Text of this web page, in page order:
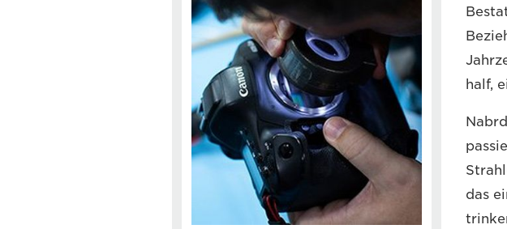
half,
das